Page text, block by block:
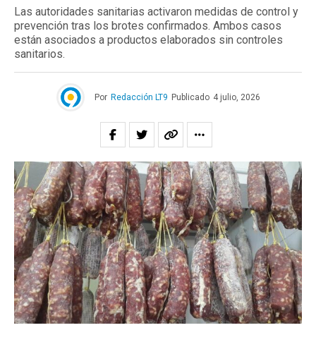
Las autoridades sanitarias activaron medidas de control y
prevención tras los brotes confirmados. Ambos casos
están asociados a productos elaborados sin controles
sanitarios.
Por Redacción LT9 Publicado 4 julio, 2026